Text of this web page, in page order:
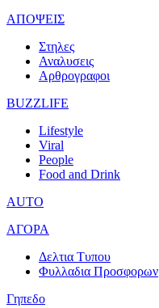
ΑΠΟΨΕΙΣ
Στηλες
Αναλυσεις
Αρθρογραφοι
BUZZLIFE
Lifestyle
Viral
People
Food and Drink
AUTO
ΑΓΟΡΑ
Δελτια Τυπου
Φυλλαδια Προσφορων
Γηπεδο